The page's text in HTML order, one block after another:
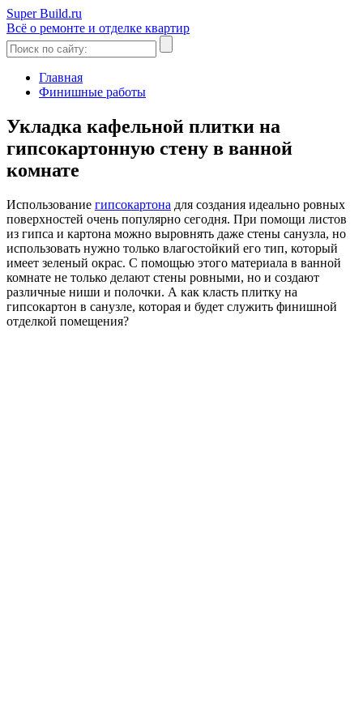
Super Build.ru
Всё о ремонте и отделке квартир
Главная
Финишные работы
Укладка кафельной плитки на
гипсокартонную стену в ванной
комнате
Использование гипсокартона для создания идеально ровных
поверхностей очень популярно сегодня. При помощи листов
из гипса и картона можно выровнять даже стены санузла, но
использовать нужно только влагостойкий его тип, который
имеет зеленый окрас. С помощью этого материала в ванной
комнате не только делают стены ровными, но и создают
различные ниши и полочки. А как класть плитку на
гипсокартон в санузле, которая и будет служить финишной
отделкой помещения?